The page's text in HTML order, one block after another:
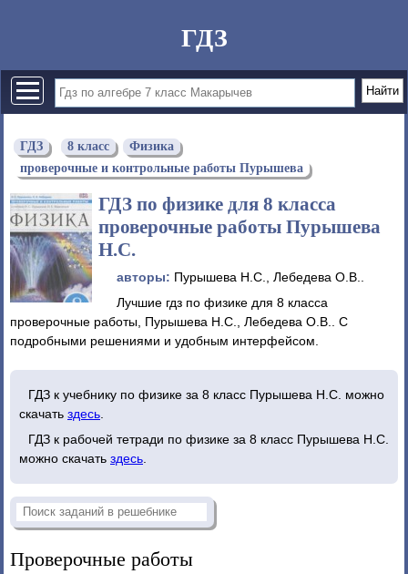
ГДЗ
ГДЗ 8 класс
Физика
проверочные и контрольные работы Пурышева
ГДЗ по физике для 8 класса
проверочные работы Пурышева
Н.С.
авторы: Пурышева Н.С., Лебедева О.В..
Лучшие гдз по физике для 8 класса
проверочные работы, Пурышева Н.С., Лебедева О.В.. С
подробными решениями и удобным интерфейсом.
ГДЗ к учебнику по физике за 8 класс Пурышева Н.С. можно
скачать здесь
ГДЗ к рабочей тетради по физике за 8 класс Пурышева Н.С.
можно скачать здесь
Проверочные работы